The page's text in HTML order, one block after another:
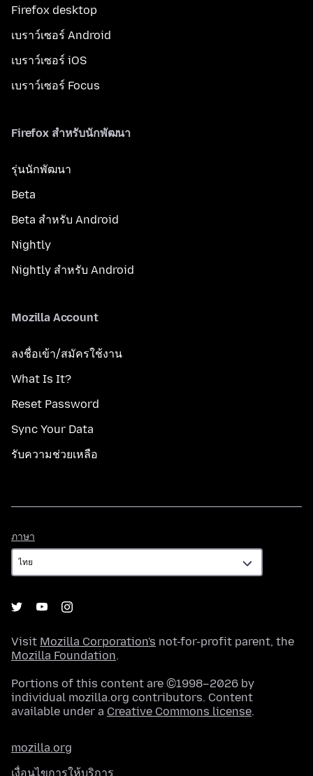
Firefox desktop
เบราว์เซอร์ Android
เบราว์เซอร์ iOS
เบราว์เซอร์ Focus
Firefox สำหรับนักพัฒนา
รุ่นนักพัฒนา
Beta
Beta สำหรับ Android
Nightly
Nightly สำหรับ Android
Mozilla Account
ลงชื่อเข้า/สมัครใช้งาน
What Is It?
Reset Password
Sync Your Data
รับความช่วยเหลือ
ภาษา
Visit Mozilla Corporation's not-for-profit parent, the
Mozilla Foundation.
Portions of this content are ©1998–2026 by
individual mozilla.org contributors. Content
available under a Creative Commons license.
mozilla.org
เงื่อนไขการให้บริการ